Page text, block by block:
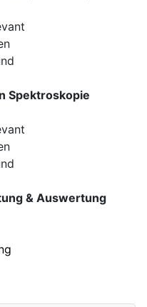
Spektroskopie
& Auswertung